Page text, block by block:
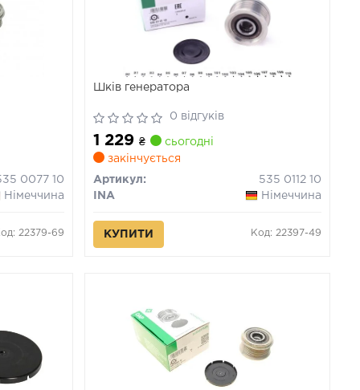
0077 10
Німеччина
22379-69
Шків генератора
0 відгуків
1 229₴
сьогодні
закінчується
Артикул:
535 0112 10
INA
Німеччина
КУПИТИ Код: 22397-49